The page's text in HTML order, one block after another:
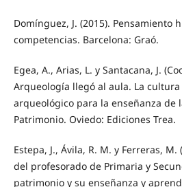
Domínguez, J. (2015). Pensamiento
competencias. Barcelona: Graó.
Egea, A., Arias, L. y Santacana, J.
Arqueología llegó al aula. La
arqueológico para la enseñanza de
Patrimonio. Oviedo: Ediciones Trea.
Estepa, J., Ávila, R. M. y Ferreras, M.
del profesorado de Primaria y
patrimonio y su enseñanza y